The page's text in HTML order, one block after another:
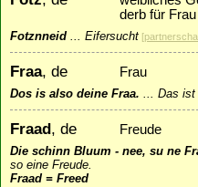
derb für
Fotznneid ... Eifersucht [
Fraa, de Frau
Dos is also deine Fraa. ... Das ist
Fraad, de Freude
Die schinn Bluum - nee, su ne
so eine Freude.
Fraad = Freed